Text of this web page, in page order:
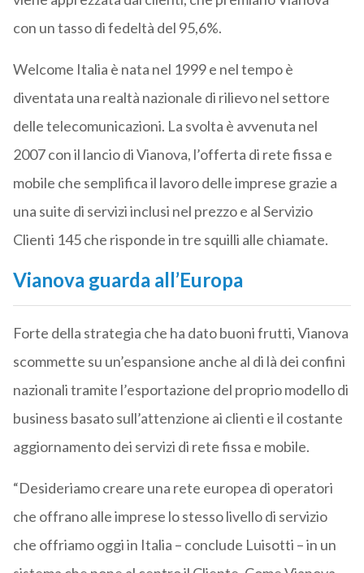
con un tasso di fedeltà del 95,6%.
Welcome Italia è nata nel 1999 e nel tempo è
diventata una realtà nazionale di rilievo nel settore
delle telecomunicazioni. La svolta è avvenuta nel
2007 con il lancio di Vianova, l’offerta di rete fissa e
mobile che semplifica il lavoro delle imprese grazie a
una suite di servizi inclusi nel prezzo e al Servizio
Clienti 145 che risponde in tre squilli alle chiamate.
Vianova guarda all’Europa
Forte della strategia che ha dato buoni frutti, Vianova
scommette su un’espansione anche al di là dei confini
nazionali tramite l’esportazione del proprio modello di
business basato sull’attenzione ai clienti e il costante
aggiornamento dei servizi di rete fissa e mobile.
“Desideriamo creare una rete europea di operatori
che offrano alle imprese lo stesso livello di servizio
che offriamo oggi in Italia – conclude Luisotti – in un